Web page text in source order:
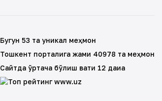
Бугун 53 та уникал меҳмон
Тошкент порталига жами 40978 та меҳмон
Сайтда ўртача бўлиш вақти 12 дақиқа